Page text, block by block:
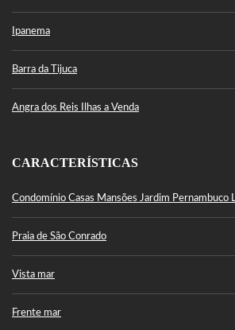
Ipanema
Barra da Tijuca
Angra dos Reis Ilhas a Venda
CARACTERÍSTICAS
Condomínio Casas Mansões Jardim Pernambuco
Praia de São Conrado
Vista mar
Frente mar